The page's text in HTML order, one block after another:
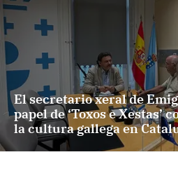
El secretario xeral de
papel de ‘Toxos e Xestas’
la cultura gallega en